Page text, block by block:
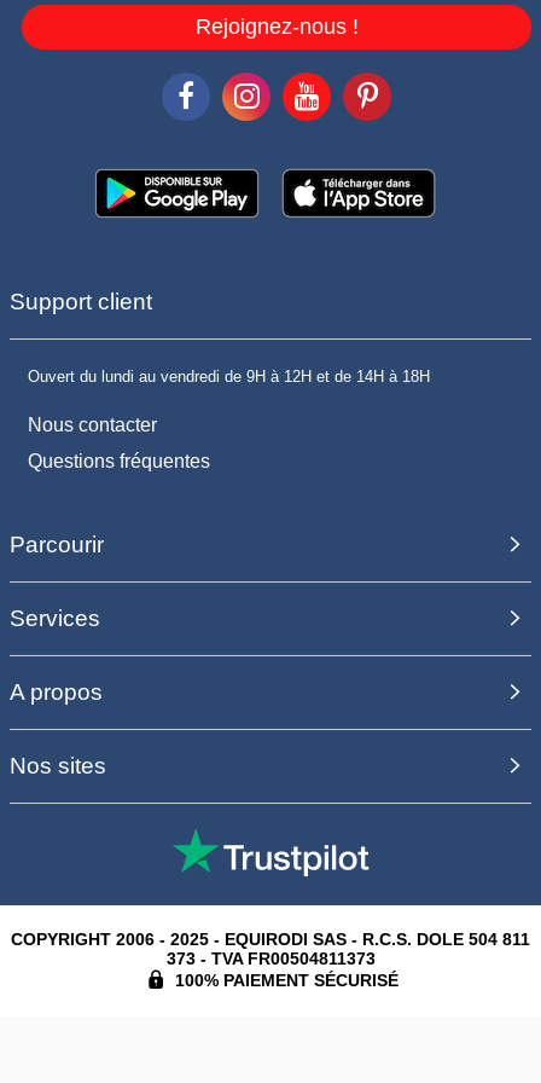
Rejoignez-nous !
Support client
Ouvert du lundi au vendredi de 9H à 12H et de 14H à 18H
Nous contacter
Questions fréquentes
Parcourir
Services
A propos
Nos sites
COPYRIGHT 2006 - 2025 - EQUIRODI SAS - R.C.S. DOLE 504 811
373 - TVA FR00504811373
100% PAIEMENT SÉCURISÉ